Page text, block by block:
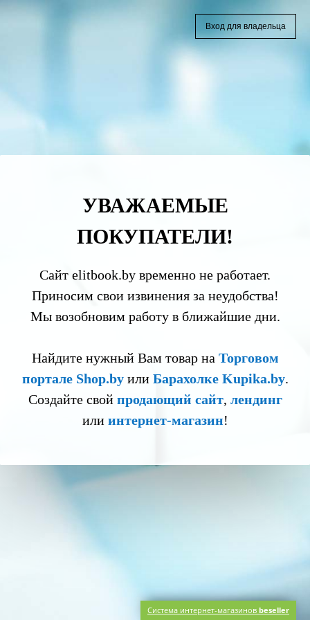
УВАЖАЕМЫЕ
ПОКУПАТЕЛИ!
Сайт elitbook.by временно не работает.
Приносим свои извинения за неудобства!
Мы возобновим работу в ближайшие дни.
Найдите нужный Вам товар на Торговом
портале Shop.byили Барахолке Kupika.by.
Создайте свой продающий сайт, лендинг
или интернет-магазин!
Вход для владельца
Система интернет-магазинов beseller